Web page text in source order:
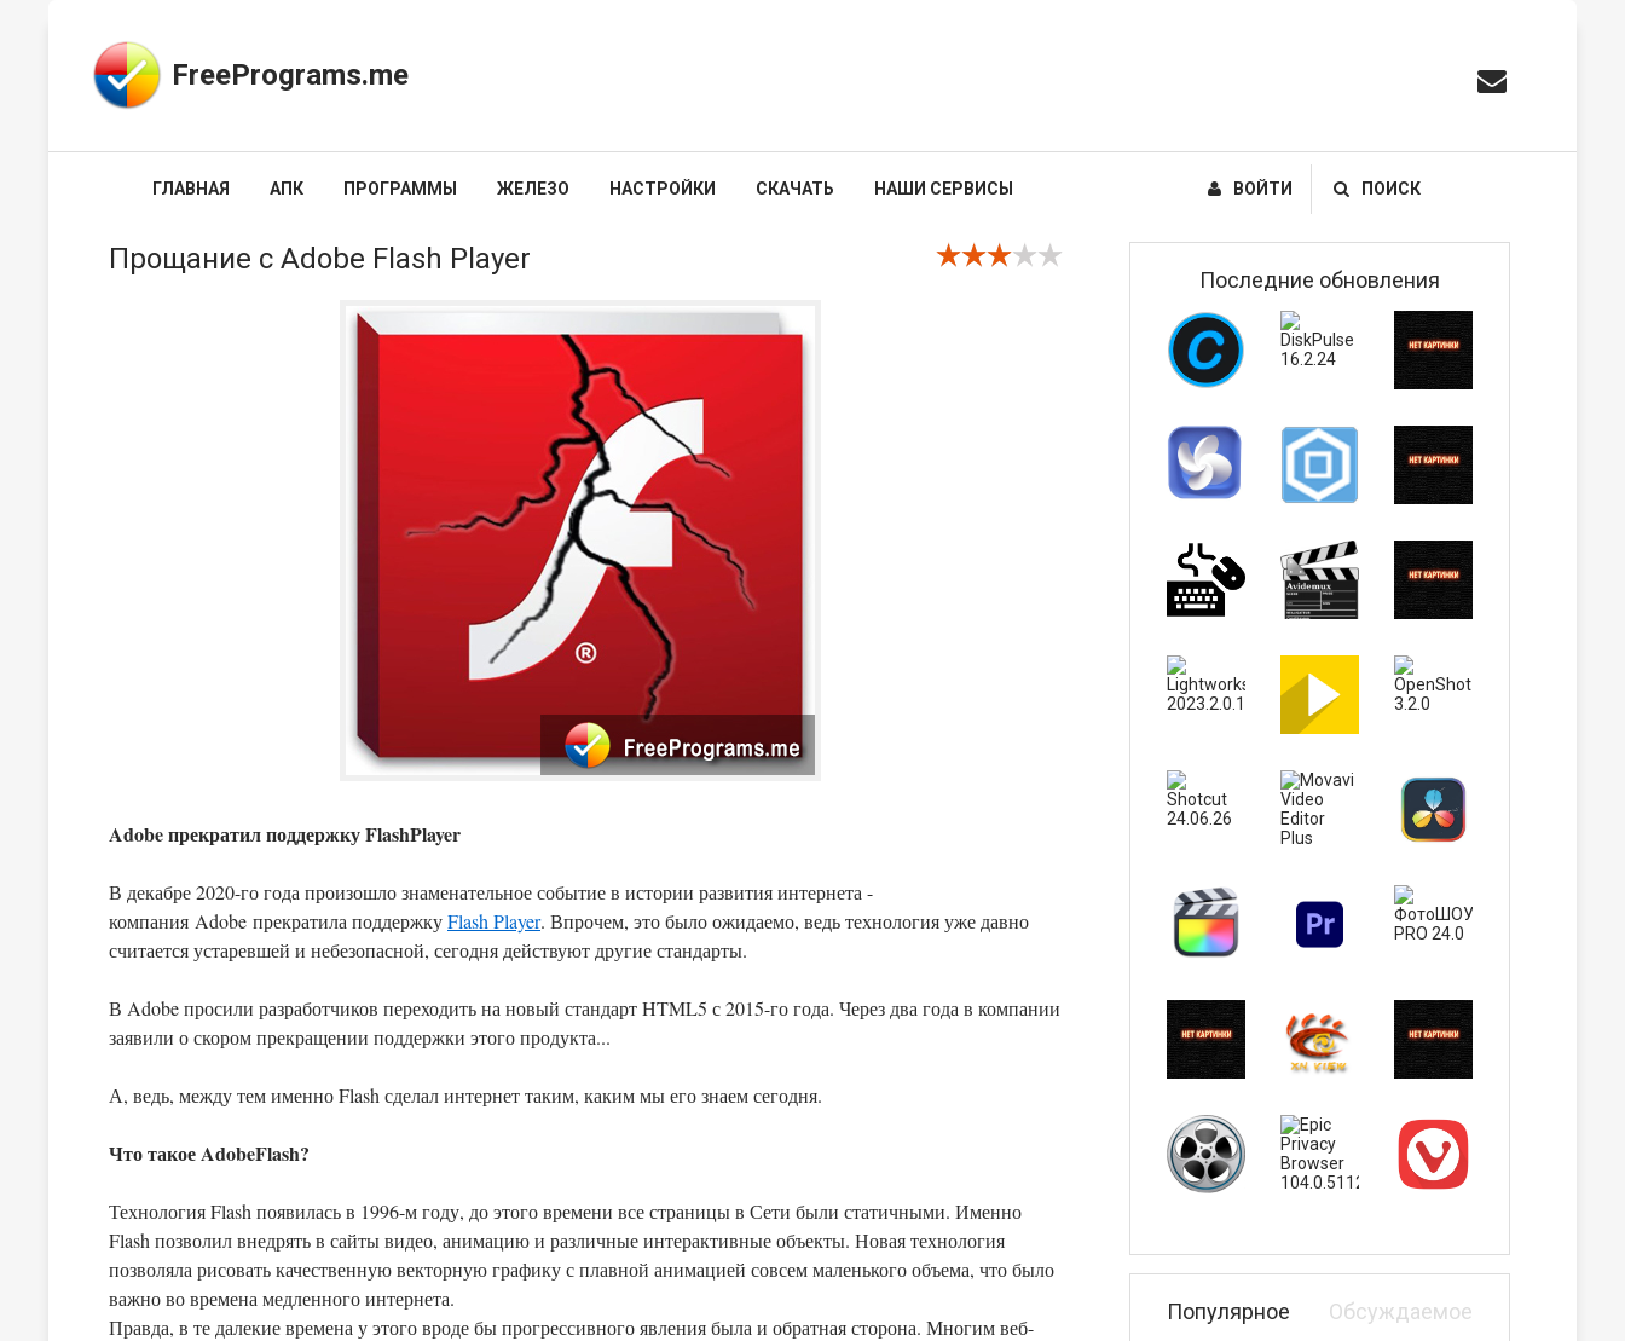
FreePrograms.me
ГЛАВНАЯ АПК ПРОГРАММЫ ЖЕЛЕЗО НАСТРОЙКИ СКАЧАТЬ НАШИ СЕРВИСЫ ВОЙТИ ПОИСК
Прощание с Adobe Flash Player
Adobe прекратил поддержку FlashPlayer
В декабре 2020-го года произошло знаменательное событие в истории развития интернета -
компания Adobe прекратила поддержкуFlash Player. Впрочем, это было ожидаемо, ведь технология уже давно
считается устаревшей и небезопасной, сегодня действуют другие стандарты.
В Adobe просили разработчиков переходить на новый стандарт HTML5 с 2015-го года. Через два года в компании
заявили о скором прекращении поддержки этого продукта...
А, ведь, между тем именно Flash сделал интернет таким, каким мы его знаем сегодня.
Что такое AdobeFlash?
Технология Flash появилась в 1996-м году, до этого времени все страницы в Сети были статичными. Именно
Flash позволил внедрять в сайты видео, анимацию и различные интерактивные объекты. Новая технология
позволяла рисовать качественную векторную графику с плавной анимацией совсем маленького объема, что было
важно во времена медленного интернета.
Правда, в те далекие времена у этого вроде бы прогрессивного явления была и обратная сторона. Многим веб-
Последние обновления
Популярное Обсуждаемое